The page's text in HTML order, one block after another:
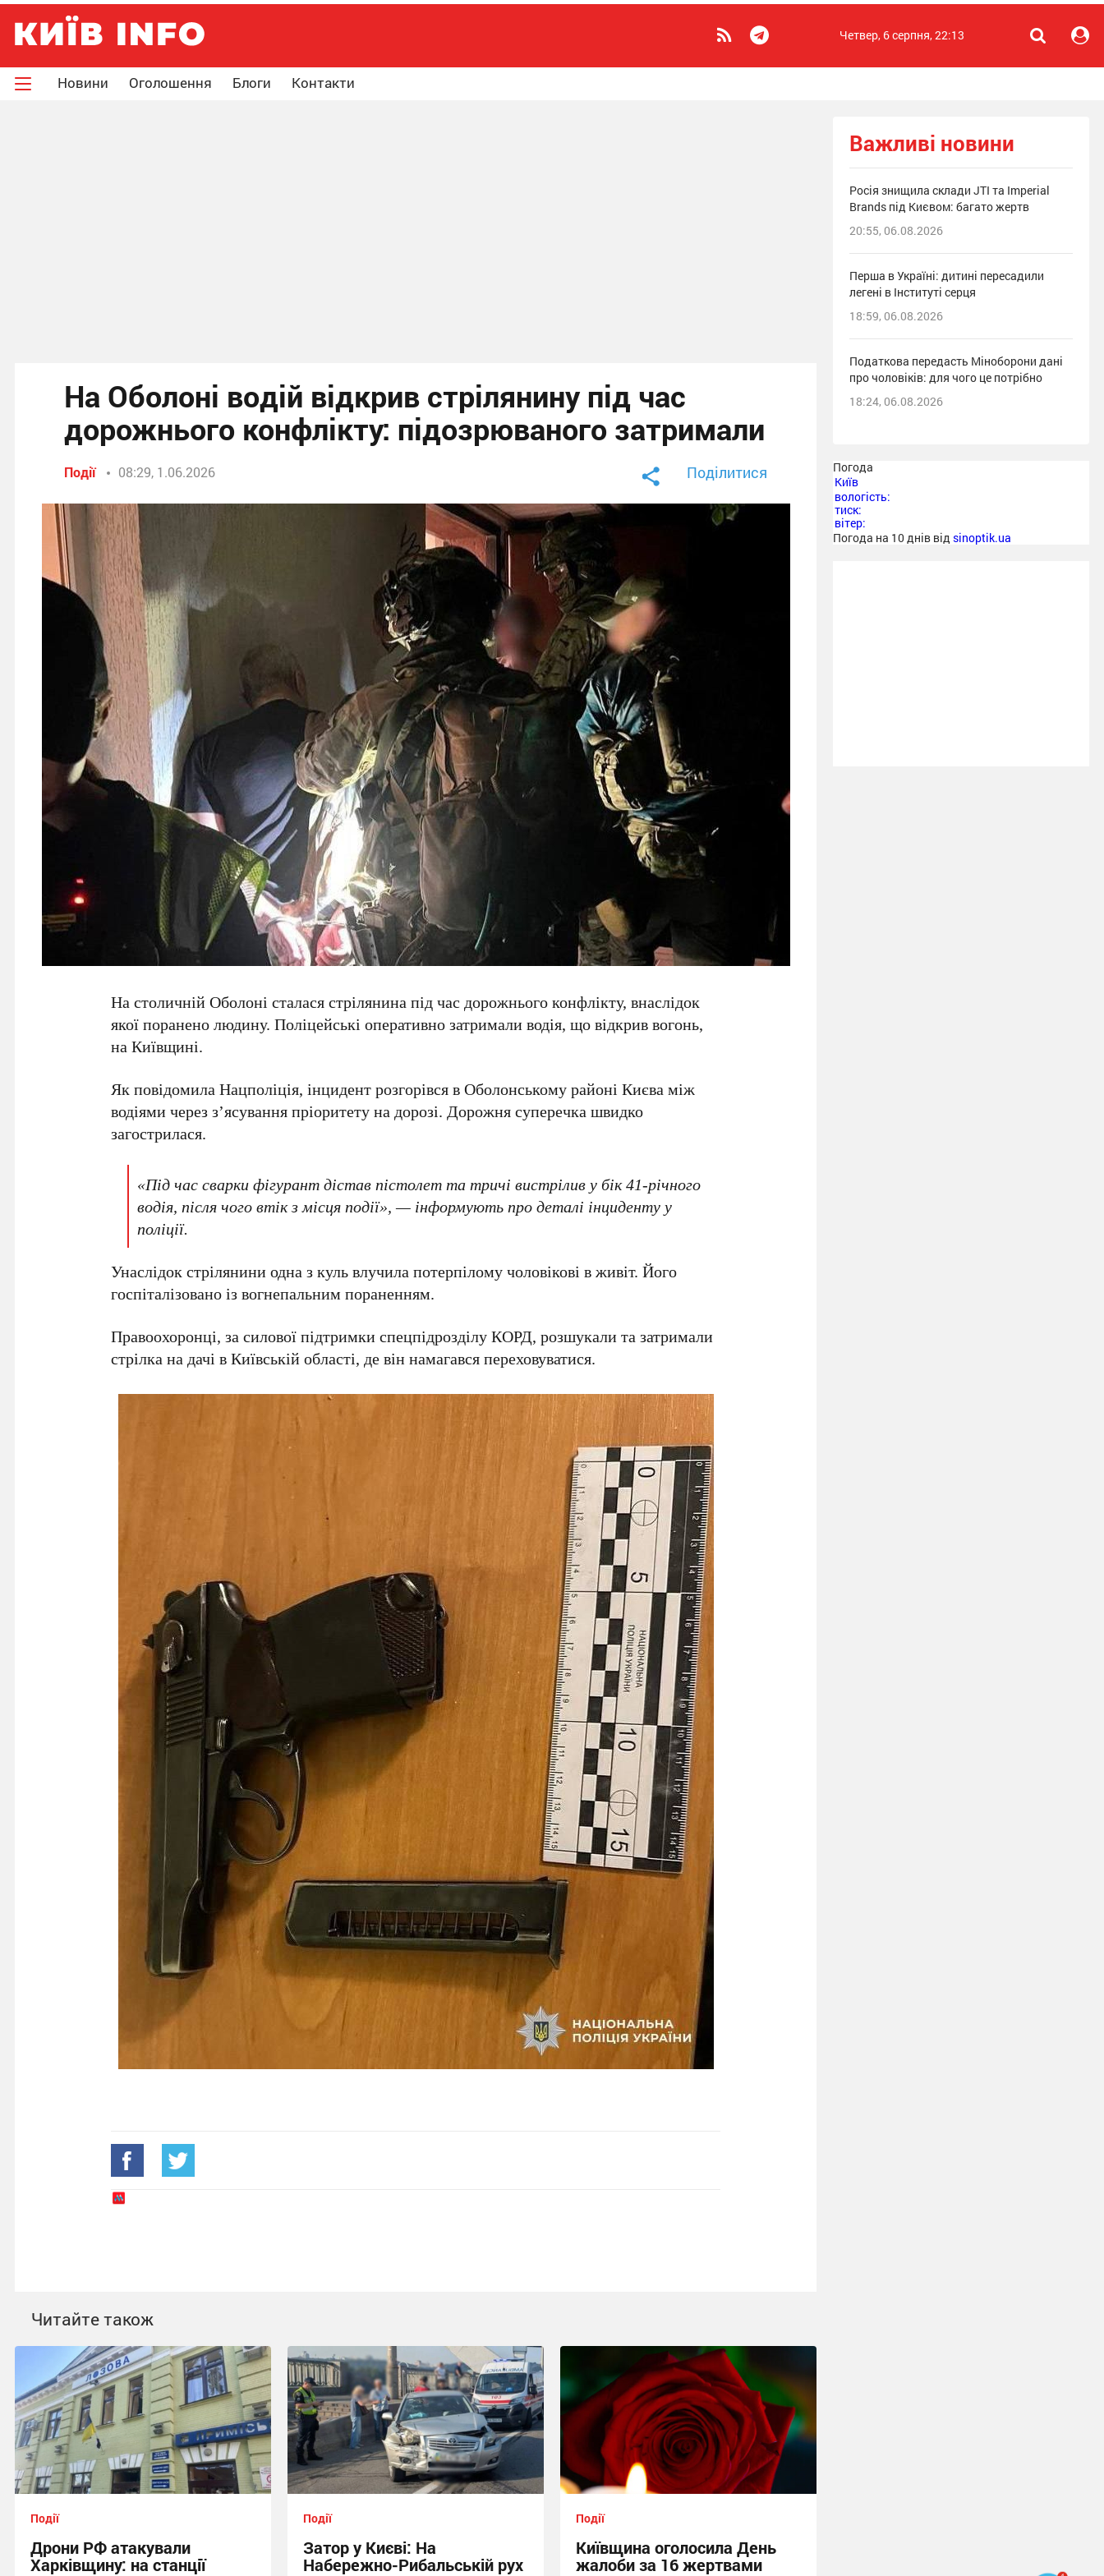
Четвер, 6 серпня, 22:13
Новини Оголошення Блоги Контакти
На Оболоні водій відкрив стрілянину під час
дорожнього конфлікту: підозрюваного затримали
Події 08:29, 1.06.2026 Поділитися
На столичнійОболоні сталасястрілянинапід час дорожнього конфлікту, внаслідок
якої поранено людину. Поліцейські оперативно затримали водія, що відкрив вогонь,
наКиївщині.
Як повідомилаНацполіція, інцидент розгорівся вОболонському районі Києва між
водіями через з’ясування пріоритету на дорозі. Дорожня суперечка швидко
загострилася.
«Під час сварки фігурант дістав пістолет та тричі вистрілив у бік41-річного
водія, після чого втік з місця події», — інформують про деталі інциденту у
поліції.
Унаслідокстріляниниодна з куль влучила потерпілому чоловікові в живіт. Його
госпіталізовано із вогнепальним пораненням.
Правоохоронці, за силової підтримки спецпідрозділуКОРД, розшукали та затримали
стрілка на дачі вКиївській області, де він намагався переховуватися.
Читайте також
Події
Дрони РФ атакували
Харківщину: на станції
Події
Затор у Києві: На
Набережно-Рибальській рух
Події
Київщина оголосила День
жалоби за 16 жертвами
Важливі новини
Росія знищила склади JTI та Imperial
Brands під Києвом: багато жертв
20:55, 06.08.2026
Перша в Україні: дитині пересадили
легені в Інституті серця
18:59, 06.08.2026
Податкова передасть Міноборони дані
про чоловіків: для чого це потрібно
18:24, 06.08.2026
Погода
Київ
вологість:
тиск:
вітер:
Погода на 10 днів від sinoptik.ua